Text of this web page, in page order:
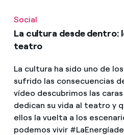
¿Cómo cambiar el titular
Ofertas para autónomos y
¿Gestionas varias
Social
La cultura desde dentro:
teatro
La cultura ha sido uno de
sufrido las consecuencias
vídeo descubrimos las
dedican su vida al teatro y
ellos la vuelta a los
podemos vivir